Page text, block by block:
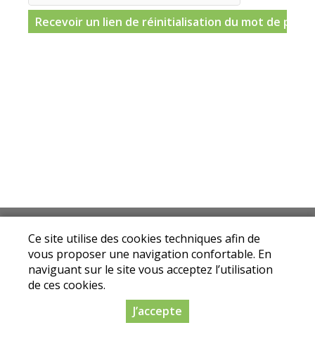
Conditions Générales de
Ventes|Protection des données personnelles
© Copyright 2025 - Drive fermier Avallon - Tous
droits réservés
Dynapse- Partenaire numérique
des circuits courts.
Ce site utilise des cookies techniques afin de
vous proposer une navigation confortable. En
naviguant sur le site vous acceptez l’utilisation
de ces cookies.
J’accepte